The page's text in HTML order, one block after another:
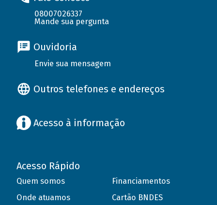
08007026337
Mande sua pergunta
Ouvidoria
Envie sua mensagem
Outros telefones e endereços
Acesso à informação
Acesso Rápido
Quem somos
Onde atuamos
Financiamentos
Cartão BNDES